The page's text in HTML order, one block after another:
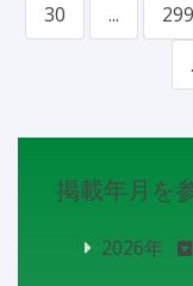
30
... 299
掲載年月を
2026年